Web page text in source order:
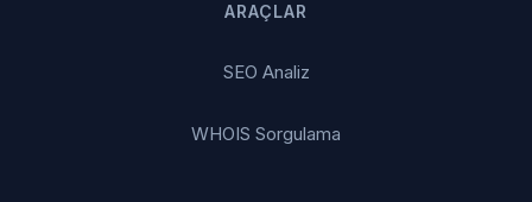
ARAÇLAR
SEO Analiz
WHOIS Sorgulama